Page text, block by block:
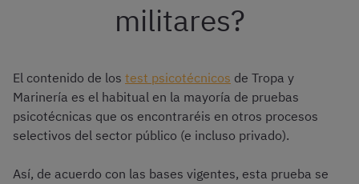
militares?
El contenido de los test psicotécnicos de Tropa y
Marinería es el habitual en la mayoría de pruebas
psicotécnicas que os encontraréis en otros procesos
selectivos del sector público (e incluso privado).
Así, de acuerdo con las bases vigentes, esta prueba se